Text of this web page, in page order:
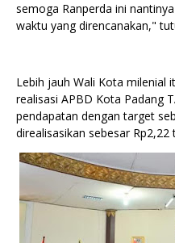
semoga Ranperda ini
waktu yang direncanakan,"
Lebih jauh Wali Kota milenial
realisasi APBD Kota Padang
pendapatan dengan target
direalisasikan sebesar